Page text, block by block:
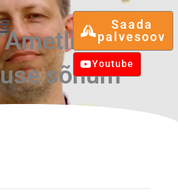
Youtube
Saada
palvesoov
sõnum
sõnum”